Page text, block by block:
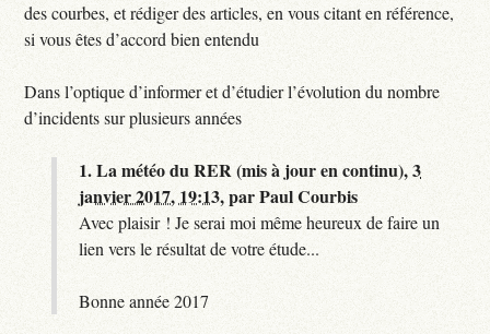
des courbes, et rédiger des articles, en vous citant en référence,
si vous êtes d’accord bien entendu
Dans l’optique d’informer et d’étudier l’évolution du nombre
d’incidents sur plusieurs années
1.La météo du RER (mis à jour en continu),3
janvier 2017, 19:13,parPaul Courbis
Avec plaisir ! Je serai moi même heureux de faire un
lien vers le résultat de votre étude...
Bonne année 2017